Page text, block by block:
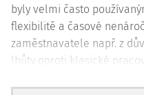
byly velmi často
flexibilitě a časové
zaměstnavatele např. z
lhůty oproti klasické